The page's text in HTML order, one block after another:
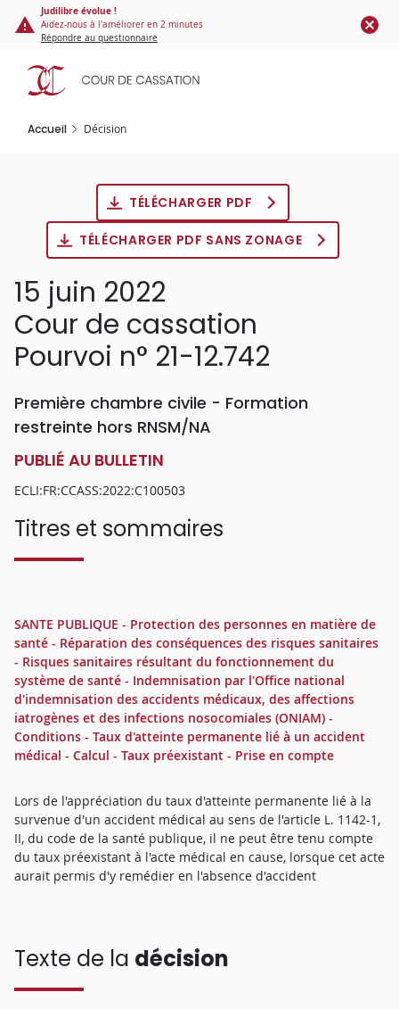
Panneau de gestion des cookies
contenu
principal
Judilibre évolue !
Aidez-nous à l'améliorer en 2 minutes
Répondre au questionnaire
Accueil Décision
TÉLÉCHARGER PDF
TÉLÉCHARGER PDF SANS ZONAGE
15 juin 2022
Cour de cassation
Pourvoi n° 21-12.742
Première chambre civile - Formation
restreinte hors RNSM/NA
PUBLIÉ AU BULLETIN
ECLI:FR:CCASS:2022:C100503
Titres et sommaires
SANTE PUBLIQUE - Protection des personnes en matière de
santé - Réparation des conséquences des risques sanitaires
- Risques sanitaires résultant du fonctionnement du
système de santé - Indemnisation par l'Office national
d'indemnisation des accidents médicaux, des affections
iatrogènes et des infections nosocomiales (ONIAM) -
Conditions - Taux d'atteinte permanente lié à un accident
médical - Calcul - Taux préexistant - Prise en compte
Lors de l'appréciation du taux d'atteinte permanente lié à la
survenue d'un accident médical au sens de l'article L. 1142-1,
II, du code de la santé publique, il ne peut être tenu compte
du taux préexistant à l'acte médical en cause, lorsque cet acte
aurait permis d'y remédier en l'absence d'accident
Texte de la décision